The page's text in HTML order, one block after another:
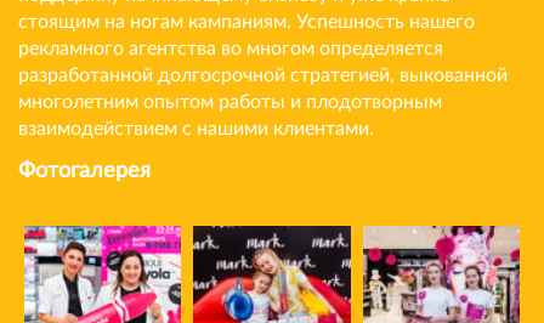
стоящим на ногам кампаниям. Успешность нашего
рекламного агентства во многом определяется
разработанной долгосрочной стратегией, выкованной
многолетним опытом работы и плодотворным
взаимодействием с нашими клиентами.
Фотогалерея